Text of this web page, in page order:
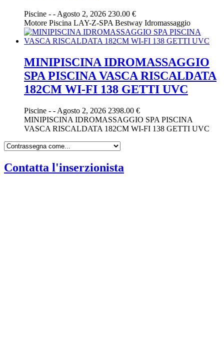
Piscine - - Agosto 2, 2026 230.00 €
Motore Piscina LAY-Z-SPA Bestway Idromassaggio
MINIPISCINA IDROMASSAGGIO
SPA PISCINA VASCA RISCALDATA
182CM WI-FI 138 GETTI UVC
Piscine - - Agosto 2, 2026 2398.00 €
MINIPISCINA IDROMASSAGGIO SPA PISCINA
VASCA RISCALDATA 182CM WI-FI 138 GETTI UVC
Contatta l'inserzionista